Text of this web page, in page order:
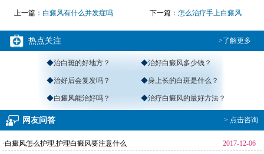
上一篇： 白癜风有什么并发症吗 下一篇： 怎么治疗手上白癜风
热点关注 >了解更多
◆治白斑的好地方？ ◆治好白癜风多少钱？
◆治好后会复发吗？ ◆身上长的白斑是什么？
◆白癜风能治好吗？ ◆治疗白癜风的最好方法？
网友问答 > 点击咨询
·白癜风怎么护理,护理白癜风要注意什么
2017-12-06